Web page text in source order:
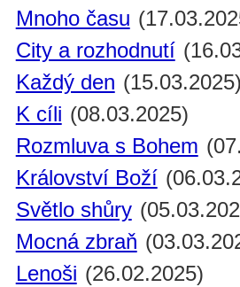
Mnoho času
City a rozhodnutí
Každý den (15.03.2025)
K cíli (08.03.2025)
Rozmluva s Bohem
Království Boží
Světlo shůry
Mocná zbraň
Lenoši (26.02.2025)